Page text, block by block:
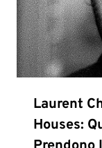
Laurent
Houses: